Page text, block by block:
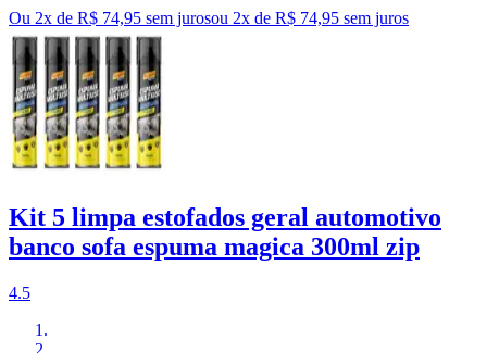
Ou 2x de R$ 74,95 sem jurosou 2x de R$ 74,95 sem juros
Kit 5 limpa estofados geral automotivo
banco sofa espuma magica 300ml zip
4.5